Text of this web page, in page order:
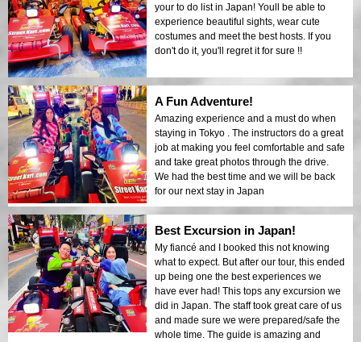
your to do list in Japan! Youll be able to
experience beautiful sights, wear cute
costumes and meet the best hosts. If you
don't do it, you'll regret it for sure !!
A Fun Adventure!
Amazing experience and a must do when
staying in Tokyo . The instructors do a great
job at making you feel comfortable and safe
and take great photos through the drive.
We had the best time and we will be back
for our next stay in Japan
Best Excursion in Japan!
My fiancé and I booked this not knowing
what to expect. But after our tour, this ended
up being one the best experiences we
have ever had! This tops any excursion we
did in Japan. The staff took great care of us
and made sure we were prepared/safe the
whole time. The guide is amazing and